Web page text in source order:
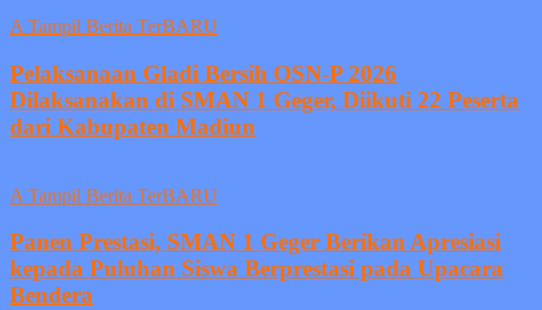
A Tampil Berita TerBARU
Pelaksanaan Gladi Bersih OSN-P 2026
Dilaksanakan di SMAN 1 Geger, Diikuti 22 Peserta
dari Kabupaten Madiun
A Tampil Berita TerBARU
Panen Prestasi, SMAN 1 Geger Berikan Apresiasi
kepada Puluhan Siswa Berprestasi pada Upacara
Bendera